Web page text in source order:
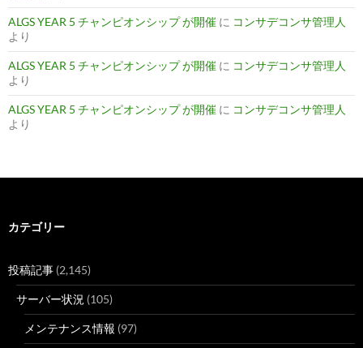
ALGS YEAR 5 チャンピオンシップ が開催 に コンサデコンサ管理人
より
ALGS YEAR 5 チャンピオンシップ が開催 に コンサデコンサ管理人
より
ALGS YEAR 5 チャンピオンシップ が開催 に コンサデコンサ管理人
より
カテゴリー
投稿記事 (2,145)
サーバー状況 (105)
メンテナンス情報 (97)